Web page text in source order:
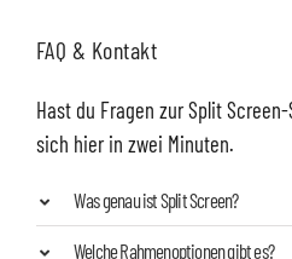
FAQ & Kontakt
Hast du Fragen zur Split
sich hier in zwei Minuten.
Was genau ist Split Screen?
Welche Rahmenoptionen gibt es?